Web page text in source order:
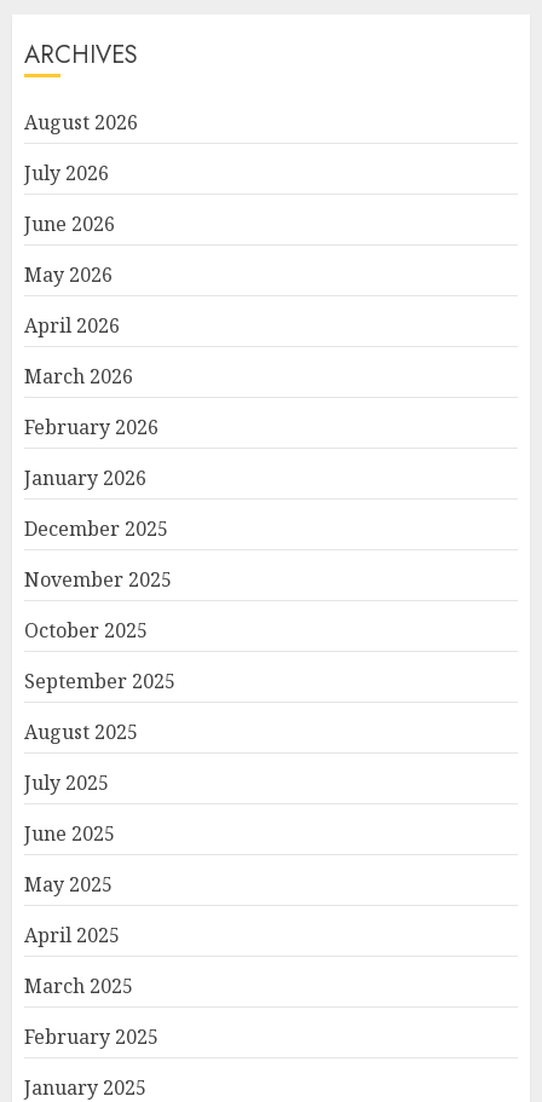
ARCHIVES
August 2026
July 2026
June 2026
May 2026
April 2026
March 2026
February 2026
January 2026
December 2025
November 2025
October 2025
September 2025
August 2025
July 2025
June 2025
May 2025
April 2025
March 2025
February 2025
January 2025